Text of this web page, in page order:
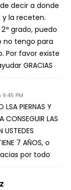
decir a donde
y la receten.
grado, puedo
no tengo para
Por favor existe
GRACIAS
PM
LSA PIERNAS Y
CONSEGUIR LAS
USTEDES
7 AÑOS, o
por todo